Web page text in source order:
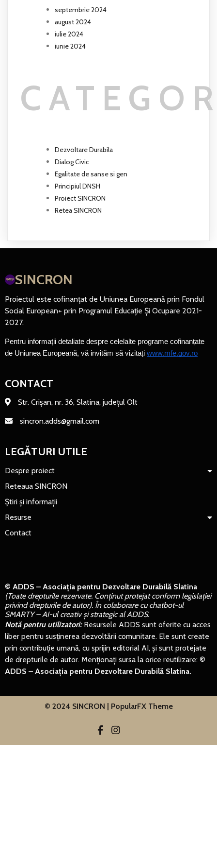
septembrie 2024
august 2024
iulie 2024
iunie 2024
Dezvoltare Durabila
Dialog Civic
Egalitate de sanse si gen
Principiul DNSH
Proiect SINCRON
Retea SINCRON
SINCRON
Proiectul este cofinanțat de Uniunea Europeană prin Fondul
Social European+ prin Programul Educație Și Ocupare 2021-
2027.
Pentru informații detaliate despre celelalte programe cofinanțate
de Uniunea Europeană, vă invităm să vizitați www.mfe.gov.ro
CONTACT
Str. Crișan, nr. 36, Slatina, județul Olt
sincron.adds@gmail.com
LEGĂTURI UTILE
Despre proiect
Reteaua SINCRON
Știri și informații
Resurse
Contact
© ADDS – Asociația pentru Dezvoltare Durabilă Slatina
(Toate drepturile rezervate. Conținut protejat conform legislației
privind drepturile de autor). În colaborare cu chatbot-ul
SMARTY – AI-ul creativ și strategic al ADDS.
Notă pentru utilizatori: Resursele ADDS sunt oferite cu acces
liber pentru susținerea dezvoltării comunitare. Ele sunt create
prin contribuție umană, cu sprijin editorial AI, și sunt protejate
de drepturile de autor. Menționați sursa la orice reutilizare: ©
ADDS – Asociația pentru Dezvoltare Durabilă Slatina.
© 2024 SINCRON | PopularFX Theme